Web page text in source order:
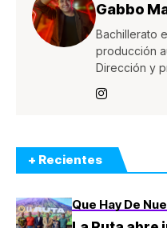
Gabbo
Bachillerato
producción
Dirección y
+ Recientes
Que Hay De